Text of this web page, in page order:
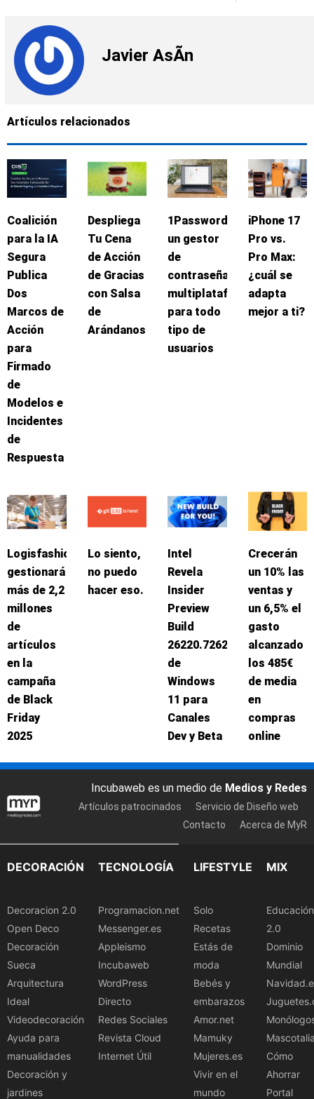
Javier AsÃ­n
Artículos relacionados
Coalición
para la IA
Segura
Publica
Dos
Marcos de
Acción
para
Firmado
de
Modelos e
Incidentes
de
Respuesta
Despliega
Tu Cena
de Acción
de Gracias
con Salsa
de
Arándanos
1Password:
un gestor
de
contraseñas
multiplataforma
para todo
tipo de
usuarios
iPhone 17
Pro vs.
Pro Max:
¿cuál se
adapta
mejor a ti?
Logisfashion
gestionará
más de 2,2
millones
de
artículos
en la
campaña
de Black
Friday
2025
Lo siento,
no puedo
hacer eso.
Intel
Revela
Insider
Preview
Build
26220.7262
de
Windows
11 para
Canales
Dev y Beta
Crecerán
un 10% las
ventas y
un 6,5% el
gasto
alcanzado
los 485€
de media
en
compras
online
Incubaweb es un medio de Medios y Redes
Artículos patrocinados
Servicio de Diseño web
Contacto
Acerca de MyR
DECORACIÓN
Decoracion 2.0
Open Deco
Decoración
Sueca
Arquitectura
Ideal
Videodecoración
Ayuda para
manualidades
Decoración y
jardines
TECNOLOGÍA
Programacion.net
Messenger.es
Appleismo
Incubaweb
WordPress
Directo
Redes Sociales
Revista Cloud
Internet Útil
LIFESTYLE
Solo
Recetas
Estás de
moda
Bebés y
embarazos
Amor.net
Mamuky
Mujeres.es
Vivir en el
mundo
MIX
Educación
2.0
Dominio
Mundial
Cómo
Ahorrar
Portal